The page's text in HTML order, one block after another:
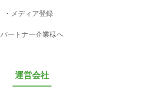
メディア登録
パートナー企業様へ
運営会社